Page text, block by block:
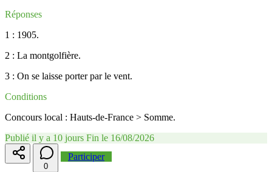
Réponses
1 : 1905.
2 : La montgolfière.
3 : On se laisse porter par le vent.
Conditions
Concours local : Hauts-de-France > Somme.
Publié il y a 10 jours Fin le 16/08/2026
0
Participer